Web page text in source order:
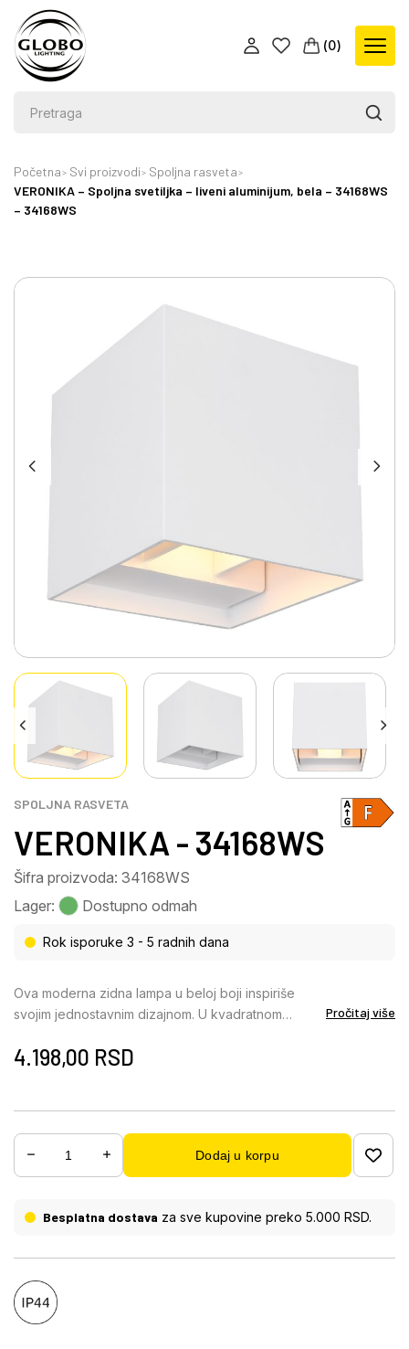
(0)
Početna Svi proizvodi
Spoljna rasveta
VERONIKA – Spoljna svetiljka – liveni aluminijum, bela – 34168WS
– 34168WS
SPOLJNA RASVETA
VERONIKA - 34168WS
Šifra proizvoda: 34168WS
Lager:
Dostupno odmah
Rok isporuke 3 - 5 radnih dana
Ova moderna zidna lampa u beloj boji inspiriše
svojim jednostavnim dizajnom. U kvadratnom
belom svetlošću od 3000 Kelvina i time pruža
Pročitaj više
4.198,00 RSD
Dodaj u korpu
Besplatna dostava za sve kupovine preko 5.000 RSD.